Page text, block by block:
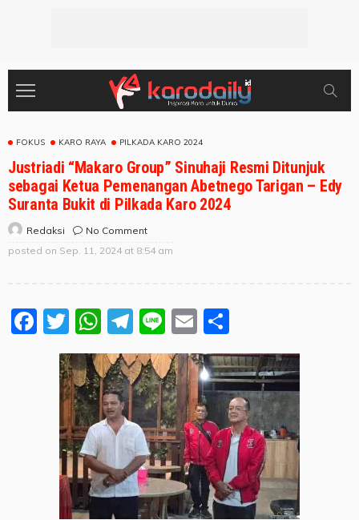
FOKUS KARO RAYA PILKADA KARO 2024
Justriadi “Makaro Group” Sinuhaji Resmi Ditunjuk
sebagai Ketua Pemenangan Abetnego Tarigan – Edy
Suranta Bukit di Pilkada Karo 2024
Redaksi
No Comment
posted on Sep. 11, 2024 at 8:54 am
Facebook
Twitter
WhatsApp
Telegram
LineEmail